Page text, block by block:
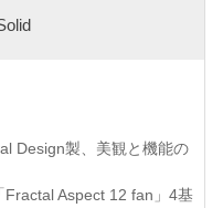
Design製、美観と機能の
Aspect 12 fan」4基